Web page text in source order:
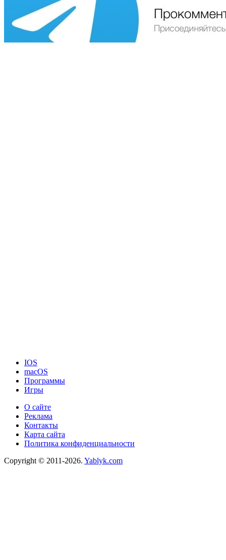
IOS
macOS
Программы
Игры
О сайте
Реклама
Контакты
Карта сайта
Политика конфиденциальности
Copyright © 2011-2026. Yablyk.сom